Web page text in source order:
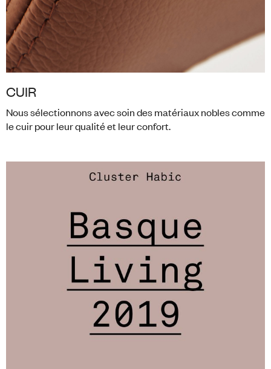
CUIR
Nous sélectionnons avec soin des matériaux nobles comme
le cuir pour leur qualité et leur confort.